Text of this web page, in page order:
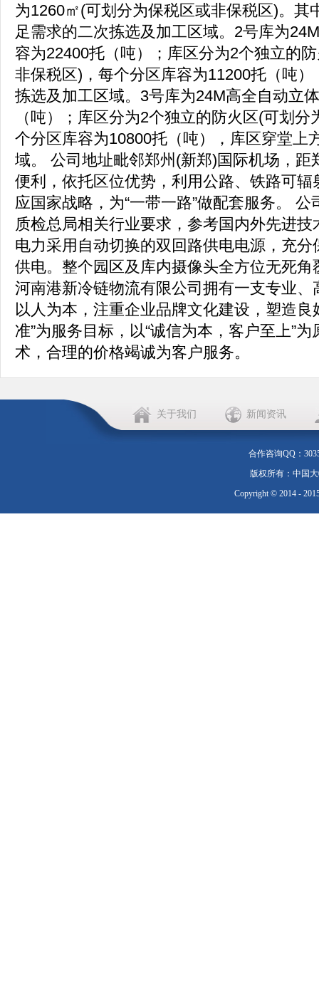
为1260㎡(可划分为保税区或非保税区)。其
足需求的二次拣选及加工区域。2号库为
容为22400托（吨）；库区分为2个独立的
非保税区)，每个分区库容为11200托（吨
拣选及加工区域。3号库为24M高全自动立
（吨）；库区分为2个独立的防火区(可划
个分区库容为10800托（吨），库区穿堂上
域。 公司地址毗邻郑州(新郑)国际机场，距
便利，依托区位优势，利用公路、铁路可
应国家战略，为“一带一路”做配套服务。
质检总局相关行业要求，参考国内外先进
电力采用自动切换的双回路供电电源，充
供电。整个园区及库内摄像头全方位无死
河南港新冷链物流有限公司拥有一支专业
以人为本，注重企业品牌文化建设，塑造良
准”为服务目标，以“诚信为本，客户至上”
术，合理的价格竭诚为客户服务。
关于我们 新闻资讯
合作咨询QQ：
版权所有：中国大
Copyright © 2014 -